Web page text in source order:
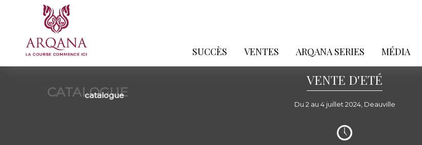
SUCCÈS VENTES ARQANA SERIES MÉDIA
CATALOGUE
catalogue
VENTE D'ETÉ
Du 2 au 4 juillet 2024, Deauville